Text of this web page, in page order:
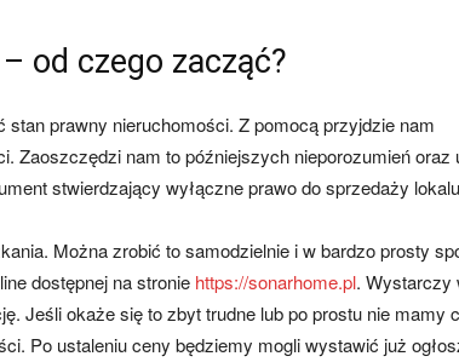
od czego zacząć?
prawny nieruchomości. Z pomocą przyjdzie nam
Zaoszczędzi nam to późniejszych nieporozumień oraz
stwierdzający wyłączne prawo do sprzedaży
Można zrobić to samodzielnie i w bardzo prosty
dostępnej na stronie https://sonarhome.pl. Wystarczy
Jeśli okaże się to zbyt trudne lub po prostu nie mamy
Po ustaleniu ceny będziemy mogli wystawić już